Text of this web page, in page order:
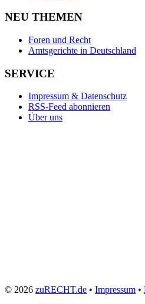
NEU THEMEN
Foren und Recht
Amtsgerichte in Deutschland
SERVICE
Impressum & Datenschutz
RSS-Feed abonnieren
Über uns
© 2026 zuRECHT.de • Impressum •